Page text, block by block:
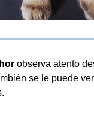
observa atento
se le puede